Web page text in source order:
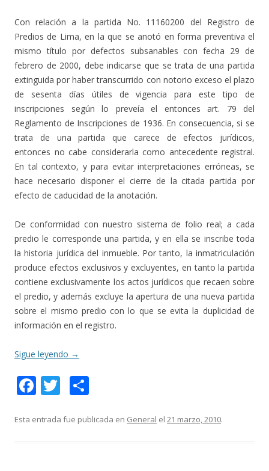
Con relación a la partida No. 11160200 del Registro de
Predios de Lima, en la que se anotó en forma preventiva el
mismo título por defectos subsanables con fecha 29 de
febrero de 2000, debe indicarse que se trata de una partida
extinguida por haber transcurrido con notorio exceso el plazo
de sesenta días útiles de vigencia para este tipo de
inscripciones según lo preveía el entonces art. 79 del
Reglamento de Inscripciones de 1936. En consecuencia, si se
trata de una partida que carece de efectos jurídicos,
entonces no cabe considerarla como antecedente registral.
En tal contexto, y para evitar interpretaciones erróneas, se
hace necesario disponer el cierre de la citada partida por
efecto de caducidad de la anotación.
De conformidad con nuestro sistema de folio real; a cada
predio le corresponde una partida, y en ella se inscribe toda
la historia jurídica del inmueble. Por tanto, la inmatriculación
produce efectos exclusivos y excluyentes, en tanto la partida
contiene exclusivamente los actos jurídicos que recaen sobre
el predio, y además excluye la apertura de una nueva partida
sobre el mismo predio con lo que se evita la duplicidad de
información en el registro.
Sigue leyendo →
F
e
T
itt m
Esta entrada fue publicada en General el 21 marzo, 2010.